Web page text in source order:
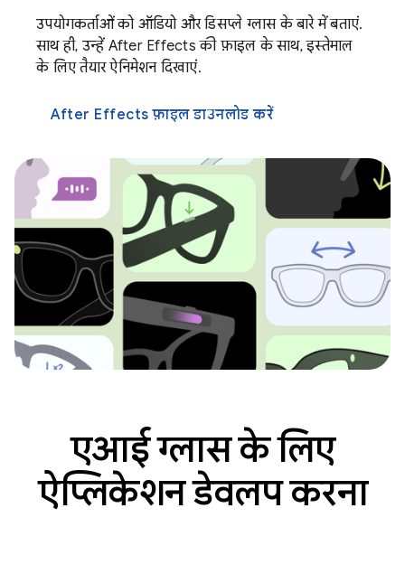
उपयोगकर्ताओं को ऑडियो और डिसप्ले ग्लास के बारे में बताएं.
साथ ही, उन्हें After Effects की फ़ाइल के साथ, इस्तेमाल
के लिए तैयार ऐनिमेशन दिखाएं.
After Effects फ़ाइल डाउनलोड करें
एआई ग्लास के लिए
ऐप्लिकेशन डेवलप करना